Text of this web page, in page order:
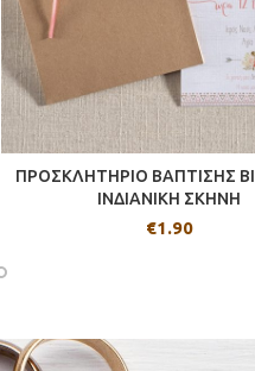
ΠΡΟΣΚΛΗΤΗΡΙΟ ΒΑΠΤΙΣΗΣ
ΙΝΔΙΑΝΙΚΗ ΣΚΗΝΗ
€1.90